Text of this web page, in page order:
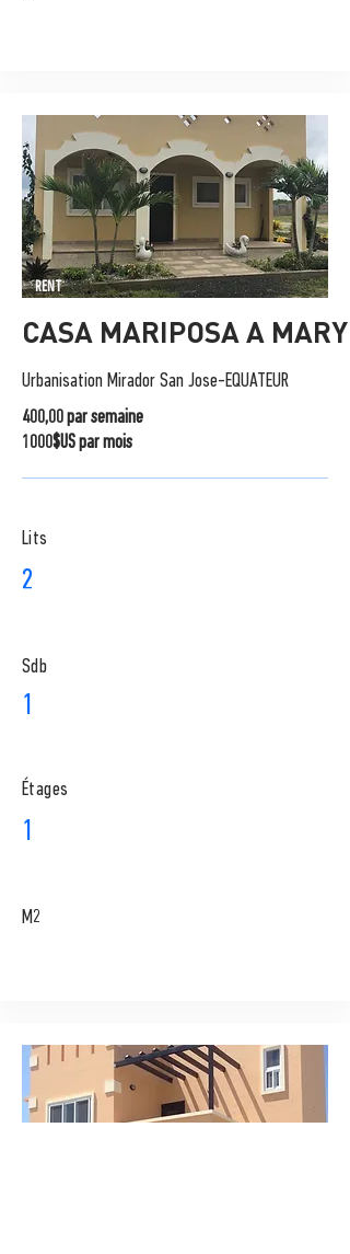
RENT
CASA MARIPOSA A MARY
Urbanisation Mirador San Jose-EQUATEUR
400,00 par semaine
1000$US par mois
Lits
2
Sdb
1
​Étages
1
M2